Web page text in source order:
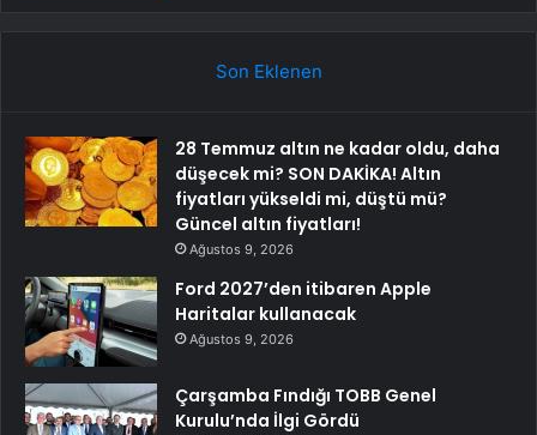
Son Eklenen
28 Temmuz altın ne kadar oldu, daha
düşecek mi? SON DAKİKA! Altın
fiyatları yükseldi mi, düştü mü?
Güncel altın fiyatları!
Ağustos 9, 2026
Ford 2027’den itibaren Apple
Haritalar kullanacak
Ağustos 9, 2026
Çarşamba Fındığı TOBB Genel
Kurulu’nda İlgi Gördü